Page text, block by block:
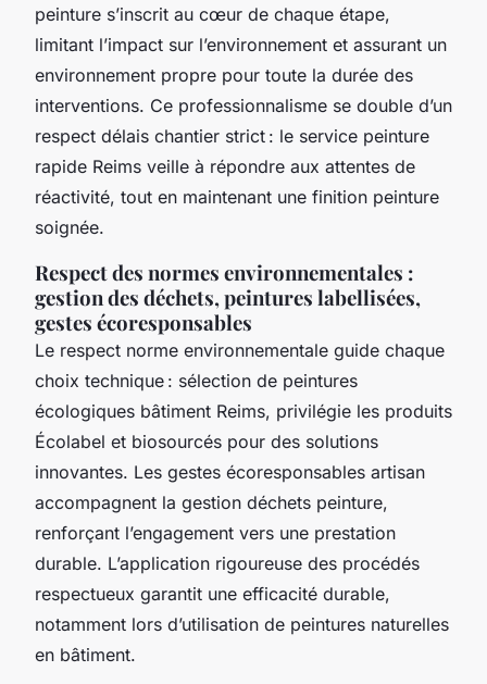
peinture s’inscrit au cœur de chaque étape,
limitant l’impact sur l’environnement et assurant un
environnement propre pour toute la durée des
interventions. Ce professionnalisme se double d’un
respect délais chantier strict : le service peinture
rapide Reims veille à répondre aux attentes de
réactivité, tout en maintenant une finition peinture
soignée.
Respect des normes environnementales :
gestion des déchets, peintures labellisées,
gestes écoresponsables
Le respect norme environnementale guide chaque
choix technique : sélection de peintures
écologiques bâtiment Reims, privilégie les produits
Écolabel et biosourcés pour des solutions
innovantes. Les gestes écoresponsables artisan
accompagnent la gestion déchets peinture,
renforçant l’engagement vers une prestation
durable. L’application rigoureuse des procédés
respectueux garantit une efficacité durable,
notamment lors d’utilisation de peintures naturelles
en bâtiment.